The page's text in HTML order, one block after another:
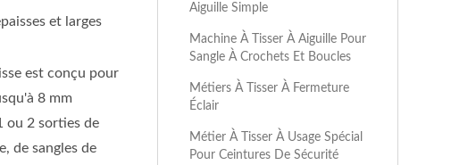
et larges
est conçu pour
8 mm
ou 2 sorties de
de sangles de
Aiguille Simple
Machine À Tisser À Aiguille Pour
Sangle À Crochets Et Boucles
Métiers À Tisser À Fermeture
Éclair
Métier À Tisser À Usage Spécial
Pour Ceintures De Sécurité